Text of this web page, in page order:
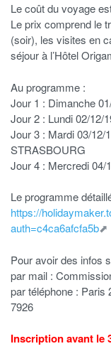
Le coût du voyage
Le prix comprend le
(soir), les visites en
séjour à l’Hôtel
Au programme :
Jour 1 : Dimanche
Jour 2 : Lundi 02/12/
Jour 3 : Mardi 03/
STRASBOURG
Jour 4 : Mercredi
Le programme
https://
auth=c4ca6afcfa5b
Pour avoir des infos
par mail :
par téléphone : Paris
7926
Inscription avant le